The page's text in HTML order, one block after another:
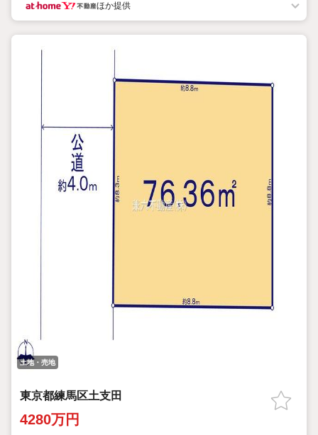
ほか提供
土地・売地
東京都練馬区土支田
4280万円